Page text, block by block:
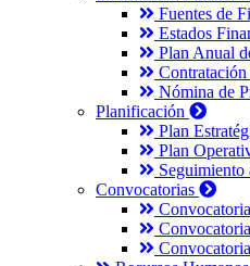
Fuentes de
Estados
Plan Anual
Nómina de
Planificación
Plan
Plan
Seguimiento
Convocatorias